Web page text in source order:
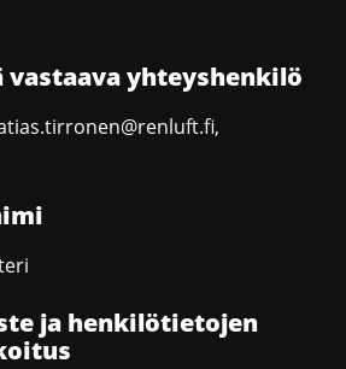
vastaava yhteyshenkilö
ja henkilötietojen